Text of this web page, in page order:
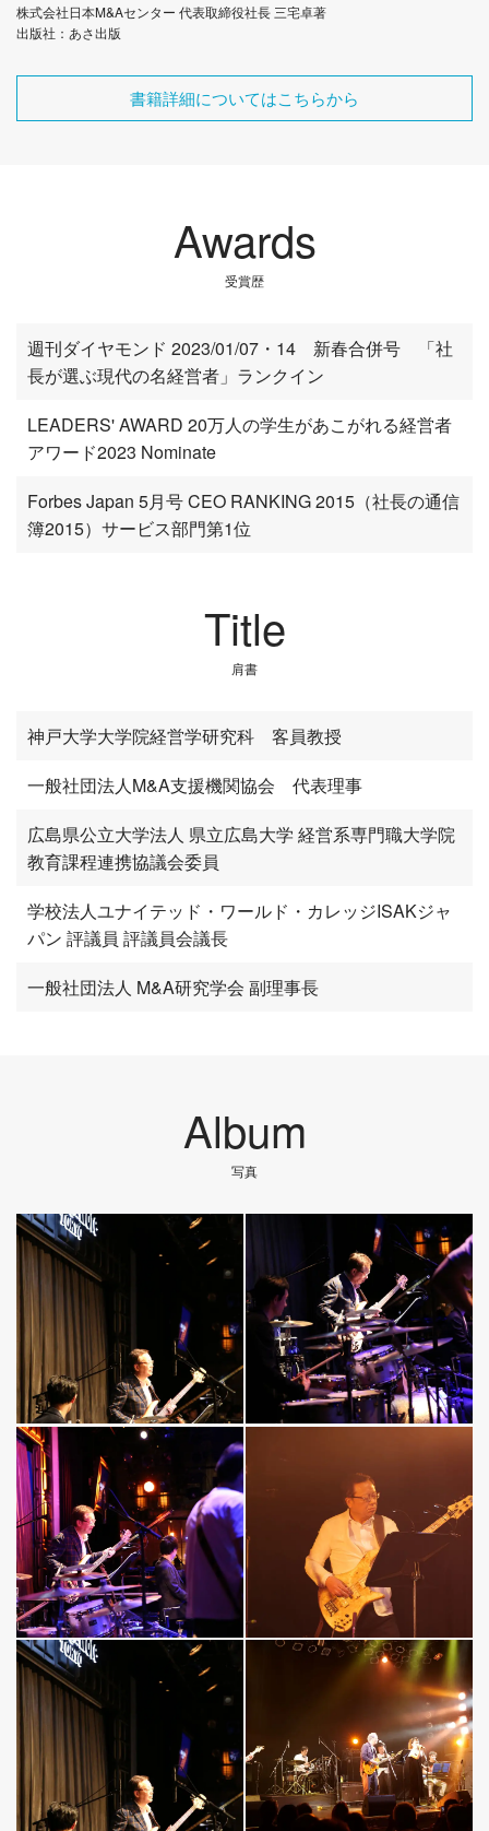
株式会社日本M&Aセンター 代表取締役社長 三宅卓著
出版社：あさ出版
書籍詳細についてはこちらから
Awards
受賞歴
週刊ダイヤモンド 2023/01/07・14 新春合併号 「社
長が選ぶ現代の名経営者」ランクイン
LEADERS' AWARD 20万人の学生があこがれる経営者
アワード2023 Nominate
Forbes Japan 5月号 CEO RANKING 2015（社長の通信
簿2015）サービス部門第1位
Title
肩書
神戸大学大学院経営学研究科 客員教授
一般社団法人M&A支援機関協会 代表理事
広島県公立大学法人 県立広島大学 経営系専門職大学院
教育課程連携協議会委員
学校法人ユナイテッド・ワールド・カレッジISAKジャ
パン 評議員 評議員会議長
一般社団法人 M&A研究学会 副理事長
Album
写真